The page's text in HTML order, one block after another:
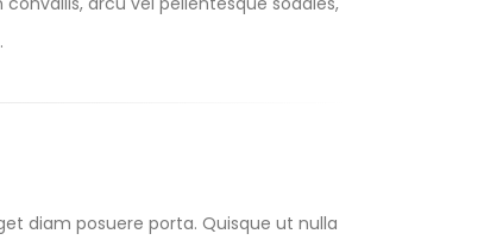
diam posuere porta. Quisque ut nulla